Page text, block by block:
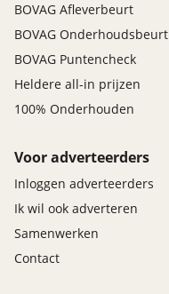
BOVAG Afleverbeurt
BOVAG Onderhoudsbeurt
BOVAG Puntencheck
Heldere all-in prijzen
100% Onderhouden
Voor adverteerders
Inloggen adverteerders
Ik wil ook adverteren
Samenwerken
Contact